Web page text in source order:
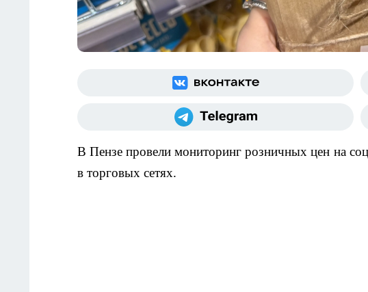
В Пензе провели мониторинг розничных цен на
в торговых сетях.